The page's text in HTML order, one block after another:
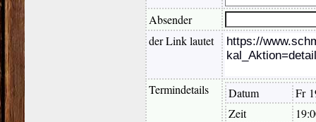
Absender
der Link lautet
Termindetails Datum
Fr
Zeit